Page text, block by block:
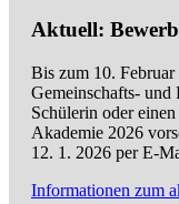
Aktuell:
Bis zum 10.
Gemeinschafts- und
Schülerin oder
Akademie 2026
12. 1. 2026 per E-
Informationen zum